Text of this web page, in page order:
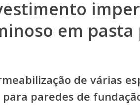
em
de várias
paredes de